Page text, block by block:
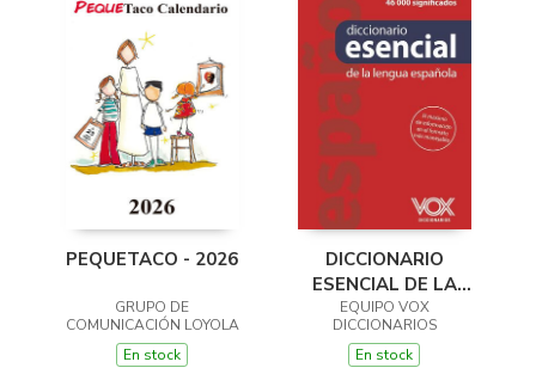
PEQUETACO - 2026
GRUPO DE
COMUNICACIÓN LOYOLA
En stock
DICCIONARIO
ESENCIAL DE LA
LENGUA ESPAÑOLA
EQUIPO VOX
DICCIONARIOS
En stock